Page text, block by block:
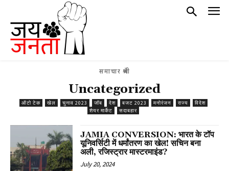
समाचार श्रेणी
Uncategorized
ऑटो टेक खेल चुनाव 2023 जॉब देश बजट 2023 मनोरंजन राज्य
विदेश
शेयर मार्केट
सदाबहार
JAMIA CONVERSION: भारत के टॉप
यूनिवर्सिटी में धर्मांतरण का खेल! सचिन बना
अली, रजिस्ट्रार मास्टरमाइंड?
July 20, 2024